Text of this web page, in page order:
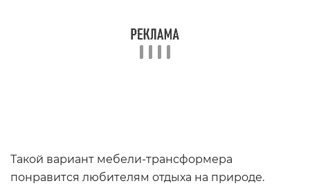
Такой вариант мебели-трансформера
понравится любителям отдыха на природе.